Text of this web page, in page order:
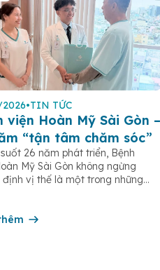
•TIN TỨC
viện Hoàn Mỹ Sài Gòn –
“tận tâm chăm sóc”
26 năm phát triển, Bệnh
Mỹ Sài Gòn không ngừng
định vị thế là một trong những
bệnh viện có chất lượng hàng